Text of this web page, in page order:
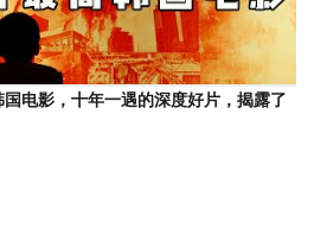
国电影，十年一遇的深度好片，揭露了